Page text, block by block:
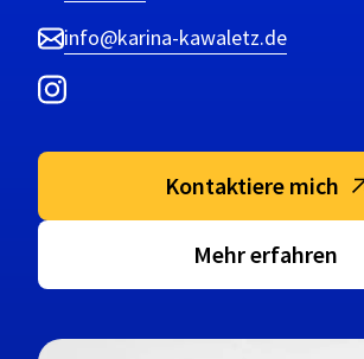
info@karina-kawaletz.de
Kontaktiere mich
Mehr erfahren